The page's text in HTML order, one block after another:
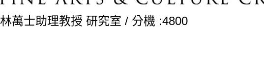
林萬士助理教授 研究室 / 分機 :4800